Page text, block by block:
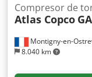
Montigny-en-
8.040 km
Compresor de
Atlas Copco